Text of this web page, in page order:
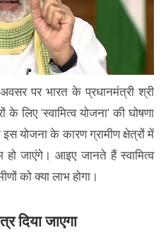
पर भारत के प्रधानमंत्री श्री
के लिए 'स्वामित्व योजना' की घोषणा
योजना के कारण ग्रामीण क्षेत्रों में
हो जाएंगे। आइए जानते हैं स्वामित्व
को क्या लाभ होगा।
दिया जाएगा